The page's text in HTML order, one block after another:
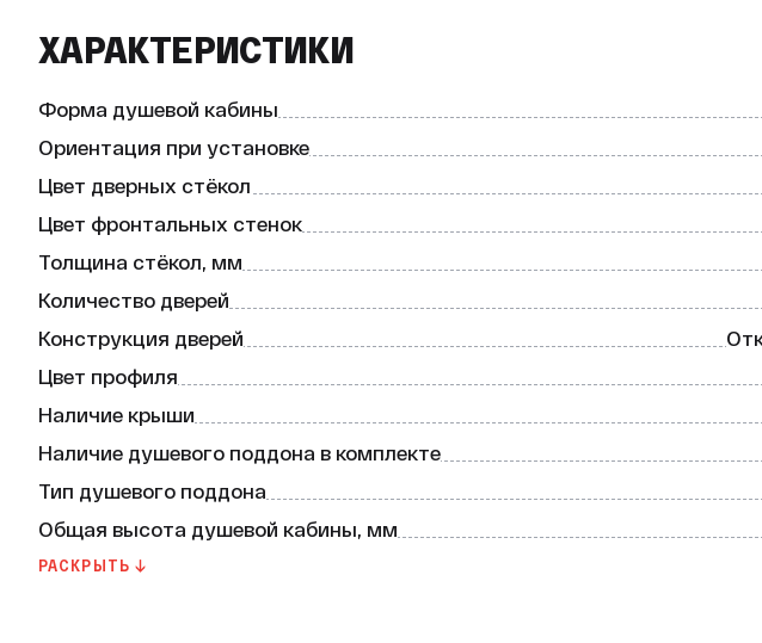
ХАРАКТЕРИСТИКИ
Форма душевой кабины
Ориентация при установке
Цвет дверных стёкол
Цвет фронтальных стенок
Толщина стёкол, мм
Количество дверей
Конструкция дверей
Цвет профиля
Наличие крыши
Наличие душевого поддона в комплекте
Тип душевого поддона
Общая высота душевой кабины, мм
Материал дверей
РАСКРЫТЬ ↓